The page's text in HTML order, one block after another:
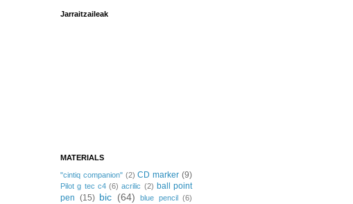
Jarraitzaileak
MATERIALS
"cintiq companion" (2) CD marker (9)
Pilot g tec c4 (6) acrilic (2) ball point
pen (15) bic (64) blue pencil (6)